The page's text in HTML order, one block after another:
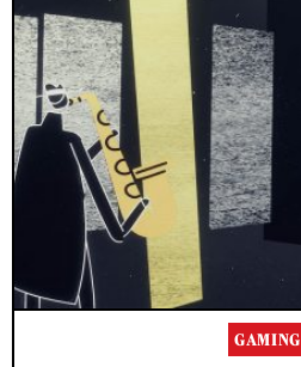
GAMING